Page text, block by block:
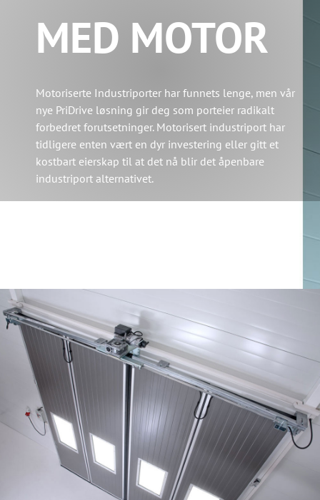
MED MOTOR
Motoriserte Industriporter har funnets lenge, men vår
nye PriDrive løsning gir deg som porteier radikalt
forbedret forutsetninger. Motorisert industriport har
tidligere enten vært en dyr investering eller gitt et
kostbart eierskap til at det nå blir det åpenbare
industriport alternativet.